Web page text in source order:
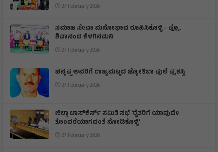
27 February 2026
ಸಮಾಜ ಸೇವಾ ಮನೋಭಾವ ರೂಪಿಸಿಕೊಳ್ಳಿ - ಪ್ರೊ.
ಶಿವಾನಂದ ಕೆಳಗಿನಮನಿ
27 February 2026
ಚನ್ನಪ್ಪ ಅವರಿಗೆ ರಾಜ್ಯಮಟ್ಟದ ಜ್ಯೋತಿಬಾ ಪುಲೆ ಪ್ರಶಸ್ತಿ
27 February 2026
ಜಿಲ್ಲಾ ಟಾಸ್‌‌ಕೆರ್ಸ್ ಸಮಿತಿ ಸಭೆ ‘ರೈತರಿಗೆ ಯಾವುದೇ
ತೊಂದರೆಯಾಗದಂತೆ ನೋಡಿಕೊಳ್ಳಿ’
27 February 2026